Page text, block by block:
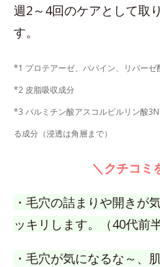
週2～4回のケアとして取
す。
*1 プロテアーゼ、パパイン、リパーゼ
*2 皮脂吸収成分
*3 パルミチン酸アスコルビルリン酸
る成分（浸透は角層まで）
＼クチコミ
・毛穴の詰まりや開きが
ッキリします。（40代前半
・毛穴が気になるな～、